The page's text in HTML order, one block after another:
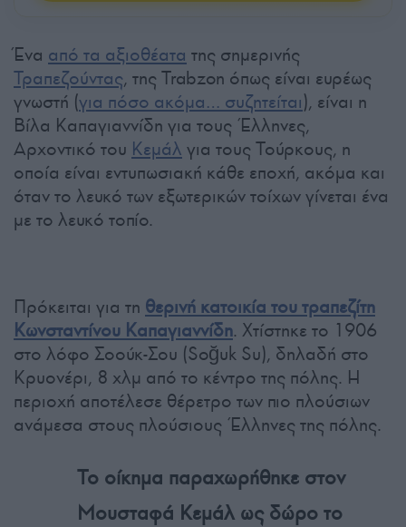
Ένα από τα αξιοθέατα της σημερινής
Τραπεζούντας, της Trabzon όπως είναι ευρέως
γνωστή (για πόσο ακόμα… συζητείται), είναι η
Βίλα Καπαγιαννίδη για τους Έλληνες,
Αρχοντικό του Κεμάλ για τους Τούρκους, η
οποία είναι εντυπωσιακή κάθε εποχή, ακόμα και
όταν το λευκό των εξωτερικών τοίχων γίνεται ένα
με το λευκό τοπίο.
Πρόκειται για τη θερινή κατοικία του τραπεζίτη
Κωνσταντίνου Καπαγιαννίδη. Χτίστηκε το 1906
στο λόφο Σοούκ-Σου (Soğuk Su), δηλαδή στο
Κρυονέρι, 8 χλμ από το κέντρο της πόλης. Η
περιοχή αποτέλεσε θέρετρο των πιο πλούσιων
ανάμεσα στους πλούσιους Έλληνες της πόλης.
Το οίκημα παραχωρήθηκε στον
Μουσταφά Κεμάλ ως δώρο το